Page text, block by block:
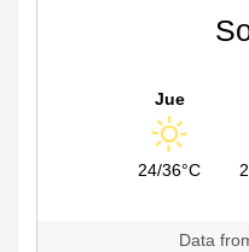
Jue
24/36°C
Data